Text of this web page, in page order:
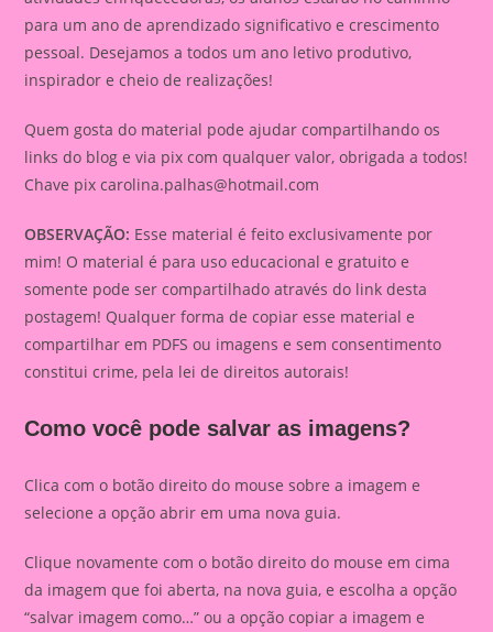
para um ano de aprendizado significativo e crescimento
pessoal. Desejamos a todos um ano letivo produtivo,
inspirador e cheio de realizações!
Quem gosta do material pode ajudar compartilhando os
links do blog e via pix com qualquer valor, obrigada a todos!
Chave pixcarolina.palhas@hotmail.com
OBSERVAÇÃO: Esse material é feito exclusivamente por
mim! O material é para uso educacional e gratuito e
somente pode ser compartilhado através do link desta
postagem! Qualquer forma de copiar esse material e
compartilhar em PDFS ou imagens e sem consentimento
constitui crime, pela lei de direitos autorais!
Como você pode salvar as imagens?
Clica com o botão direito do mouse sobre a imagem e
selecione a opção abrir em uma nova guia.
Clique novamente com o botão direito do mouse em cima
da imagem que foi aberta, na nova guia, e escolha a opção
“salvar imagem como…” ou a opção copiar a imagem e